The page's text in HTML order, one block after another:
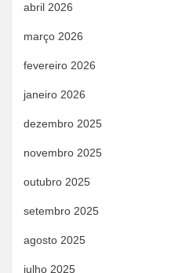
abril 2026
março 2026
fevereiro 2026
janeiro 2026
dezembro 2025
novembro 2025
outubro 2025
setembro 2025
agosto 2025
julho 2025